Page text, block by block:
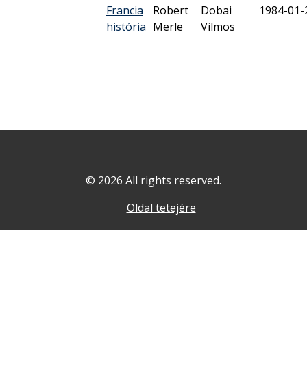
Francia
história
Robert
Merle
Dobai
Vilmos
1984-
© 2026 All rights reserved.
Oldal tetejére